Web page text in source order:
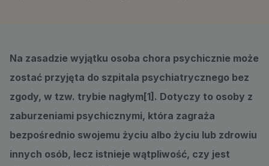
Na zasadzie wyjątku osoba chora psychicznie może
zostać przyjęta do szpitala psychiatrycznego bez
zgody, w tzw. trybie nagłym[1]. Dotyczy to osoby z
zaburzeniami psychicznymi, która zagraża
bezpośrednio swojemu życiu albo życiu lub zdrowiu
innych osób, lecz istnieje wątpliwość, czy jest